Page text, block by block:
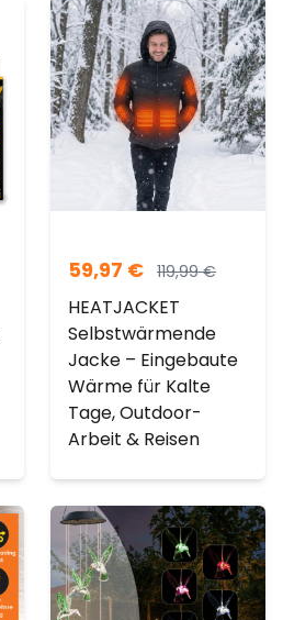
59,97 € 119,99€
HEATJACKET
Selbstwärmende
Jacke – Eingebaute
Wärme für Kalte
Tage, Outdoor-
Arbeit & Reisen